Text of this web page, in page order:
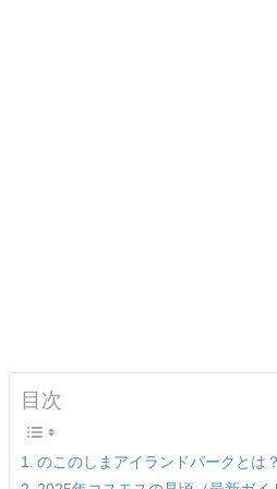
目次
のこのしまアイランドパークとは？